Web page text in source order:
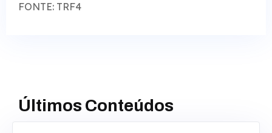
FONTE: TRF4
Últimos Conteúdos